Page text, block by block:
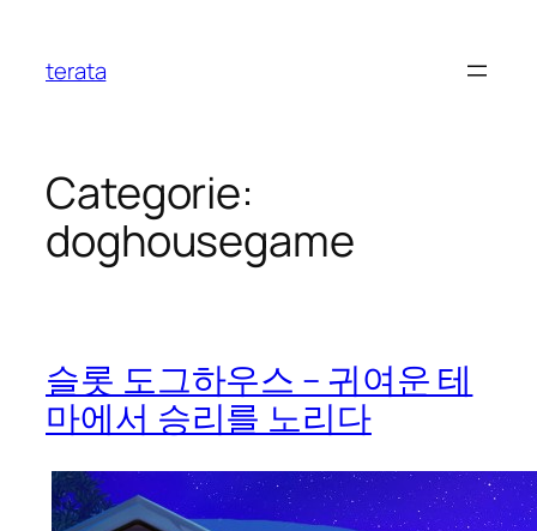
terata
Categorie:
doghousegame
슬롯 도그하우스 – 귀여운 테
마에서 승리를 노리다